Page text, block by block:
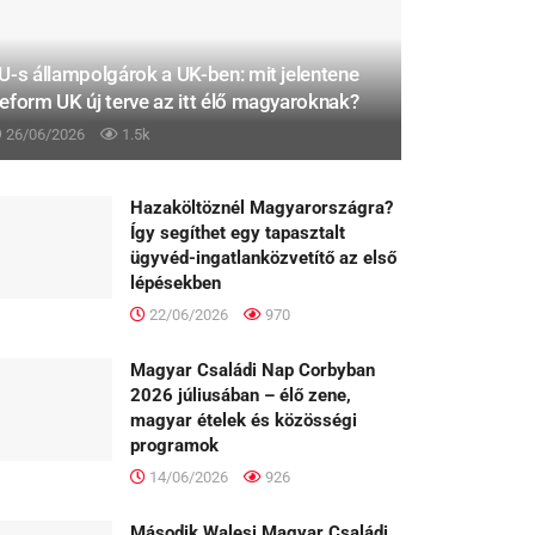
s állampolgárok a UK-ben: mit jelentene
UK új terve az itt élő magyaroknak?
26/06/2026 1.5k
Hazaköltöznél Magyarországra?
Így segíthet egy tapasztalt
ügyvéd-ingatlanközvetítő az első
lépésekben
22/06/2026 970
Magyar Családi Nap Corbyban
2026 júliusában – élő zene,
magyar ételek és közösségi
programok
14/06/2026 926